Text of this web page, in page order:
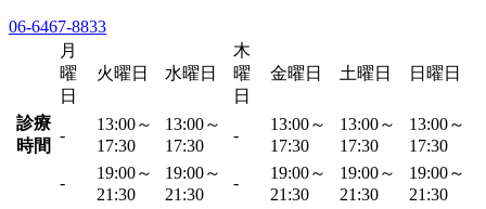
06-6467-8833
月
曜
日
火曜日 水曜日
木
曜
日
金曜日 土曜日 日曜日
診療
時間
-
13:00～
17:30
13:00～
17:30
-
13:00～
17:30
13:00～
17:30
13:00～
17:30
-
19:00～
21:30
19:00～
21:30
-
19:00～
21:30
19:00～
21:30
19:00～
21:30